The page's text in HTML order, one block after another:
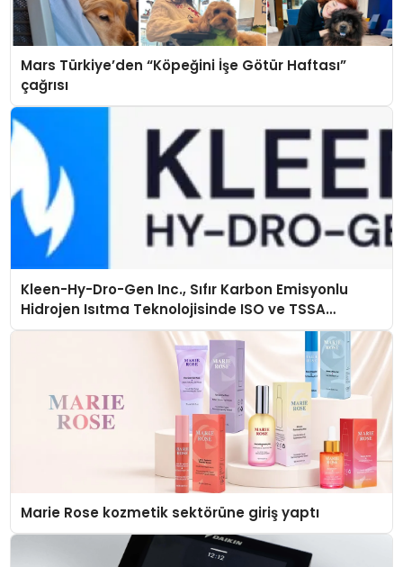
Mars Türkiye’den “Köpeğini İşe Götür Haftası”
çağrısı
Kleen-Hy-Dro-Gen Inc., Sıfır Karbon Emisyonlu
Hidrojen Isıtma Teknolojisinde ISO ve TSSA
Düzenleyici Onaylarını Aldı
Marie Rose kozmetik sektörüne giriş yaptı